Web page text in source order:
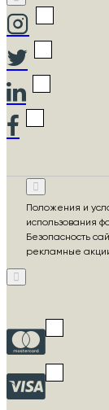
Положения и
использования
Безопасность
рекламные